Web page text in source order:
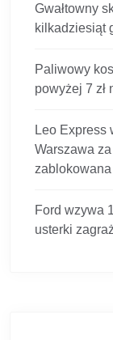
Gwałtowny
kilkadziesiąt
Paliwowy
powyżej 7 zł
Leo
Warszawa
zablokowana
Ford wzywa
usterki